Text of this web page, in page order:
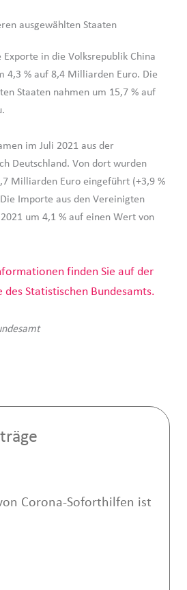
ausgewählten Staaten
Exporte in die Volksrepublik China
4,3 % auf 8,4 Milliarden Euro. Die
Staaten nahmen um 15,7 % auf
im Juli 2021 aus der
Deutschland. Von dort wurden
Milliarden Euro eingeführt (+3,9 %
Importe aus den Vereinigten
um 4,1 % auf einen Wert von
finden Sie auf der
des Statistischen Bundesamts.
Corona-Soforthilfen ist